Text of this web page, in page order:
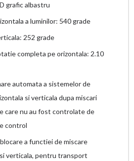
grafic albastru
a luminilor: 540 grade
252 grade
completa pe orizontala: 2.10
automata a sistemelor de
si verticala dupa miscari
care nu au fost controlate de
control
a functiei de miscare
verticala, pentru transport